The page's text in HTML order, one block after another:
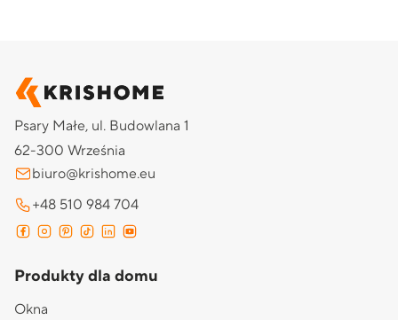
Psary Małe, ul. Budowlana 1
62-300 Września
biuro@krishome.eu
+48 510 984 704
Produkty dla domu
Okna